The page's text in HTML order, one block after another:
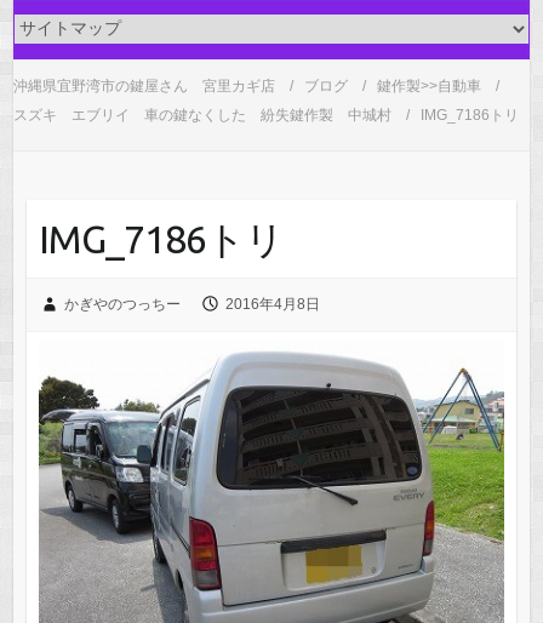
沖縄県宜野湾市の鍵屋さん 宮里カギ店 ブログ
鍵作製>>自動車
スズキ エブリイ 車の鍵なくした 紛失鍵作製 中城村
IMG_7186トリ
IMG_7186トリ
かぎやのつっちー 2016年4月8日